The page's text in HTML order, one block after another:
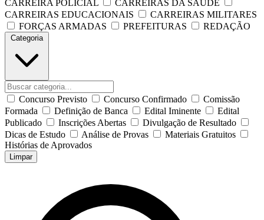
CARREIRA POLICIAL
CARREIRAS DA SAÚDE
CARREIRAS EDUCACIONAIS
CARREIRAS MILITARES
FORÇAS ARMADAS
PREFEITURAS REDAÇÃO
Categoria
Concurso Previsto Concurso Confirmado
Comissão
Formada
Definição de Banca Edital Iminente
Edital
Publicado
Inscrições Abertas
Divulgação de Resultado
Dicas de Estudo
Análise de Provas
Materiais Gratuitos
Histórias de Aprovados
Limpar